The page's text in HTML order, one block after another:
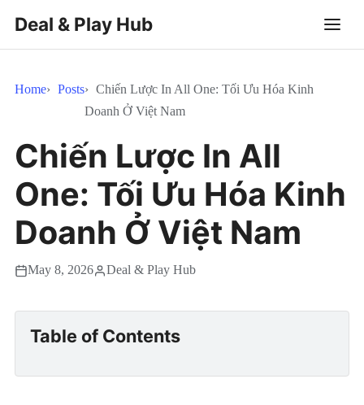
Deal & Play Hub
Home Posts
Chiến Lược In All One: Tối Ưu Hóa Kinh
Doanh Ở Việt Nam
Chiến Lược In All
One: Tối Ưu Hóa Kinh
Doanh Ở Việt Nam
May 8, 2026 Deal & Play Hub
Table of Contents